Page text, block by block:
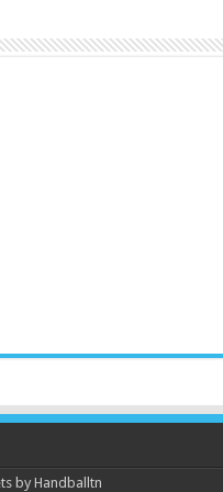
by Handballtn